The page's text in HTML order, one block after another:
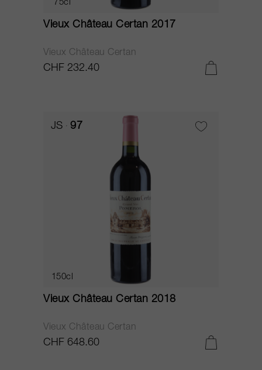
75cl
Vieux Château Certan 2017
Vieux Château Certan
CHF 232.40
JS 97
150cl
Vieux Château Certan 2018
Vieux Château Certan
CHF 648.60